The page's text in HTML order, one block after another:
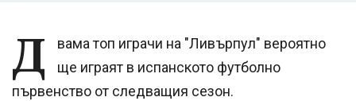
Д
вама топ играчи на "Ливърпул" вероятно
ще играят в испанското футболно
първенство от следващия сезон.